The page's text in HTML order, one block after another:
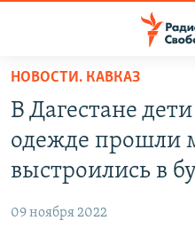
упрощенного
доступа
основному
Вернутся
ПОДКАСТЫ
АВТОРСКИЕ ПРОЕКТЫ
МНЕНИЯ
НОВОСТИ. КАВКАЗ
В Дагестане
одежде прошли
выстроились в
09 ноября 2022